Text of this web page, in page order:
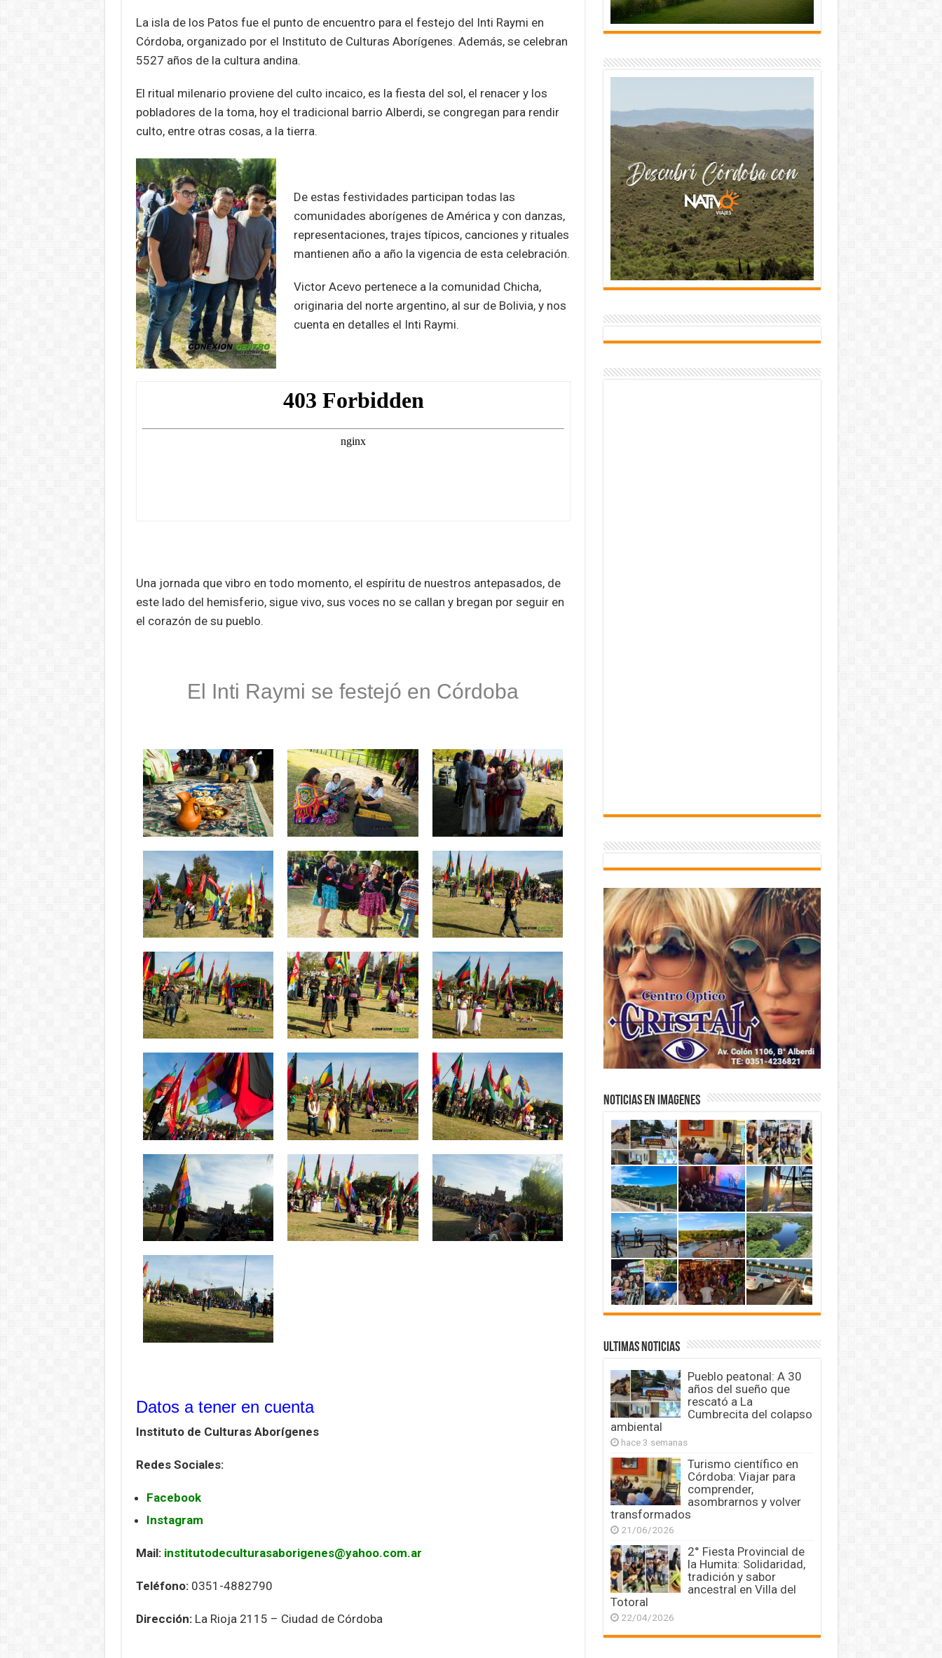
La isla de los Patos fue el punto de encuentro para el festejo del Inti Raymi en
Córdoba, organizado por el Instituto de Culturas Aborígenes. Además, se celebran
5527 años de la cultura andina.
El ritual milenario proviene del culto incaico, es la fiesta del sol, el renacer y los
pobladores de la toma, hoy el tradicional barrio Alberdi, se congregan para rendir
culto, entre otras cosas, a la tierra.
De estas festividades participan todas las
comunidades aborígenes de América y con danzas,
representaciones, trajes típicos, canciones y rituales
mantienen año a año la vigencia de esta celebración.
Victor Acevo pertenece a la comunidad Chicha,
originaria del norte argentino, al sur de Bolivia, y nos
cuenta en detalles el Inti Raymi.
Una jornada que vibro en todo momento, el espíritu de nuestros antepasados, de
este lado del hemisferio, sigue vivo, sus voces no se callan y bregan por seguir en
el corazón de su pueblo.
El Inti Raymi se festejó en Córdoba
Datos a tener en cuenta
Instituto de Culturas Aborígenes
Redes Sociales:
Facebook
Instagram
Mail: institutodeculturasaborigenes@yahoo.com.ar
Teléfono:0351-4882790
Dirección:La Rioja 2115 – Ciudad de Córdoba
NOTICIAS EN IMAGENES
ULTIMAS NOTICIAS
Pueblo peatonal: A 30
años del sueño que
rescató a La
Cumbrecita del colapso
ambiental
hace 3 semanas
Turismo científico en
Córdoba: Viajar para
comprender,
asombrarnos y volver
transformados
21/06/2026
2° Fiesta Provincial de
la Humita: Solidaridad,
tradición y sabor
ancestral en Villa del
Totoral
22/04/2026